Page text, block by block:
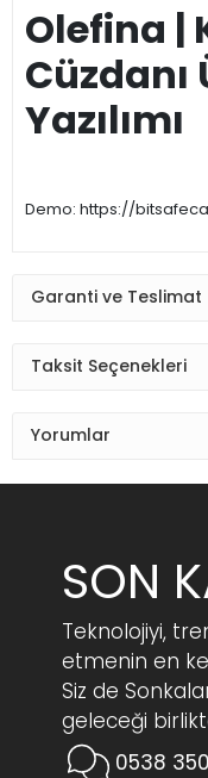
Olefina |
Cüzdanı
Yazılımı
Demo: https://
Garanti ve Teslimat
Taksit Seçenekleri
Yorumlar
SON
Teknolojiyi,
etmenin en
Siz de
geleceği
0538